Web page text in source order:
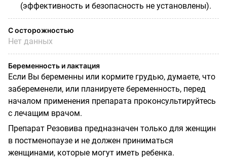
(эффективность и безопасность не установлены).
С осторожностью
Нет данных
Беременность и лактация
Если Вы беременны или кормите грудью, думаете, что
забеременели, или планируете беременность, перед
началом применения препарата проконсультируйтесь
с лечащим врачом.
Препарат Резовива предназначен только для женщин
в постменопаузе и не должен приниматься
женщинами, которые могут иметь ребенка.